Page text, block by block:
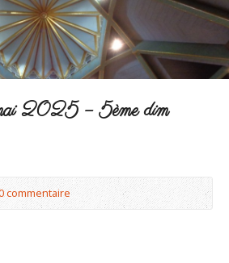
2025 – 5ème dim
commentaire